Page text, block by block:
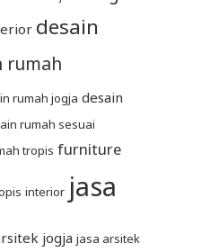
desain
rumah
rumah jogja desain
rumah sesuai
tropis furniture
interior jasa
jogja jasa arsitek